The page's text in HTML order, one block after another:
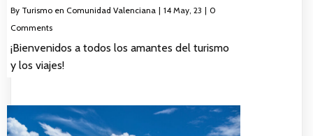
By Turismo en Comunidad Valenciana | 14 May, 23 | 0
Comments
¡Bienvenidos a todos los amantes del turismo
y los viajes!